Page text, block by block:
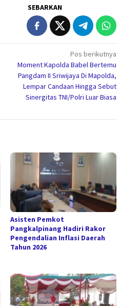
SEBARKAN
Pos berikutnya
Moment Kapolda Babel Bertemu
Pangdam II Sriwijaya Di Mapolda,
Lempar Candaan Hingga Sebut
Sinergitas TNI/Polri Luar Biasa
Asisten Pemkot
Pangkalpinang Hadiri Rakor
Pengendalian Inflasi Daerah
Tahun 2026